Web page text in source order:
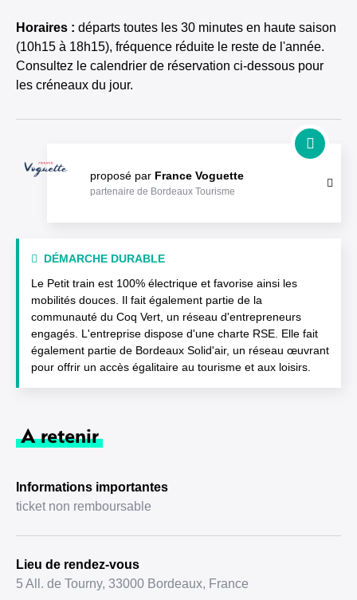
Horaires : départs toutes les 30 minutes en haute saison
(10h15 à 18h15), fréquence réduite le reste de l'année.
Consultez le calendrier de réservation ci-dessous pour
les créneaux du jour.
proposé par France Voguette
partenaire de Bordeaux Tourisme
DÉMARCHE DURABLE
Le Petit train est 100% électrique et favorise ainsi les
mobilités douces. Il fait également partie de la
communauté du Coq Vert, un réseau d'entrepreneurs
engagés. L'entreprise dispose d'une charte RSE. Elle fait
également partie de Bordeaux Solid'air, un réseau œuvrant
pour offrir un accès égalitaire au tourisme et aux loisirs.
A retenir
Informations importantes
ticket non remboursable
Lieu de rendez-vous
5 All. de Tourny, 33000 Bordeaux, France